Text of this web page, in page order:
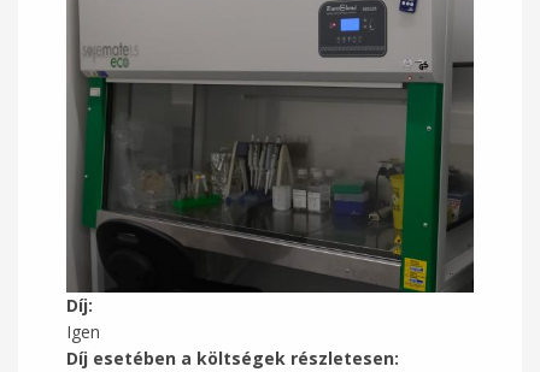
Díj:
Igen
Díj esetében a költségek részletesen: